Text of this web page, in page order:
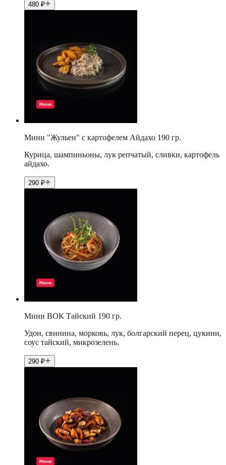
480 ₽
Мини "Жульен" с картофелем Айдахо 190 гр.
Курица, шампиньоны, лук репчатый, сливки, картофель
айдахо.
290 ₽
Мини ВОК Тайский 190 гр.
Удон, свинина, морковь, лук, болгарский перец, цукини,
соус тайский, микрозелень.
290 ₽